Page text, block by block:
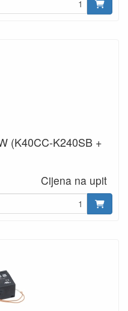
(K40CC-K240SB +
Cijena na upit